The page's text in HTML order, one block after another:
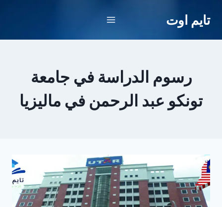
تايم اوت
رسوم الدراسة في جامعة
تونكو عبد الرحمن في ماليزيا